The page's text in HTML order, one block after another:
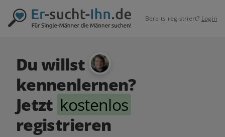
Bereits registriert? Login
Du willst
kennenlernen?
Jetzt kostenlos
registrieren